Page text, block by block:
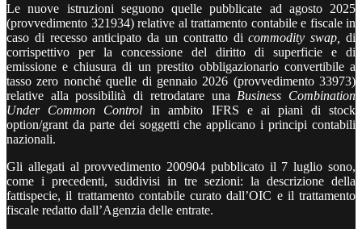
Le nuove istruzioni seguono quelle pubblicate ad agosto 2025
(provvedimento 321934) relative al trattamento contabile e fiscale in
caso di recesso anticipato da un contratto dicommodity swap,
di
corrispettivo per la concessione del diritto di superficie e di
emissione e chiusura di un prestito obbligazionario convertibile a
tasso zero nonché quelle di gennaio 2026 (provvedimento 33973)
relative alla possibilità di retrodatare una Business Combination
Under Common Controlin ambito IFRS e ai piani di stock
option/grant da parte dei soggetti che applicano i principi contabili
nazionali.
Gli allegati al provvedimento 200904 pubblicato il 7 luglio sono,
come i precedenti, suddivisi in tre sezioni: la descrizione della
fattispecie, il trattamento contabile curato dall’OIC e il trattamento
fiscale redatto dall’Agenzia delle entrate.